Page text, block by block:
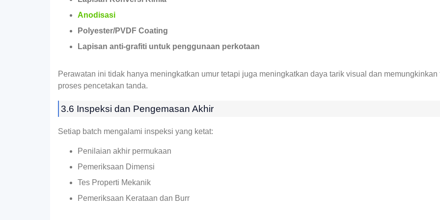
Anodisasi
Polyester/PVDF Coating
Lapisan anti-grafiti untuk penggunaan perkotaan
Perawatan ini tidak hanya meningkatkan umur tetapi juga meningkatkan daya tarik visual dan
proses pencetakan tanda.
3.6 Inspeksi dan Pengemasan Akhir
Setiap batch mengalami inspeksi yang ketat:
Penilaian akhir permukaan
Pemeriksaan Dimensi
Tes Properti Mekanik
Pemeriksaan Kerataan dan Burr